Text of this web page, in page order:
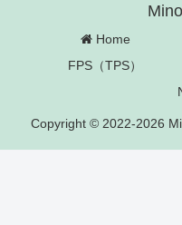
Home
FPS（TPS）
Copyright © 2022-2026